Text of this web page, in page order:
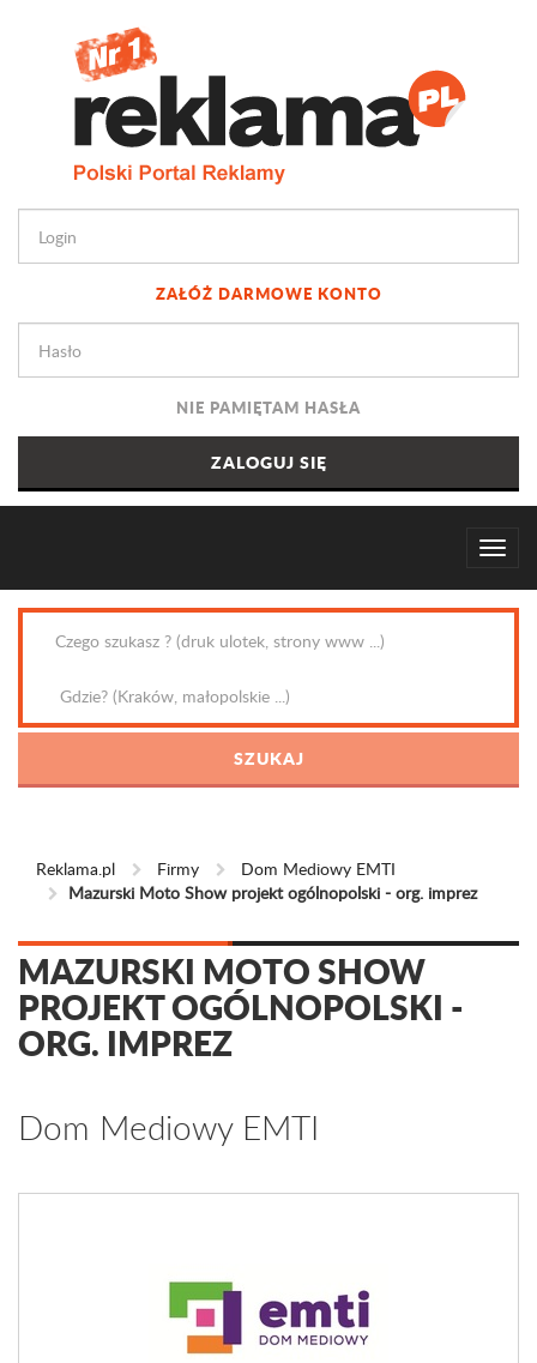
ZAŁÓŻ DARMOWE KONTO
NIE PAMIĘTAM HASŁA
Reklama.pl Firmy
Dom Mediowy EMTI
Mazurski Moto Show projekt ogólnopolski - org. imprez
MAZURSKI MOTO SHOW
PROJEKT OGÓLNOPOLSKI -
ORG. IMPREZ
Dom Mediowy EMTI